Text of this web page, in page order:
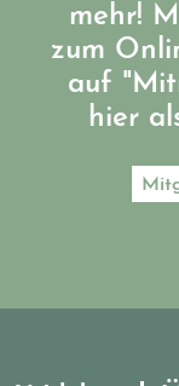
mehr!
zum
auf
hier